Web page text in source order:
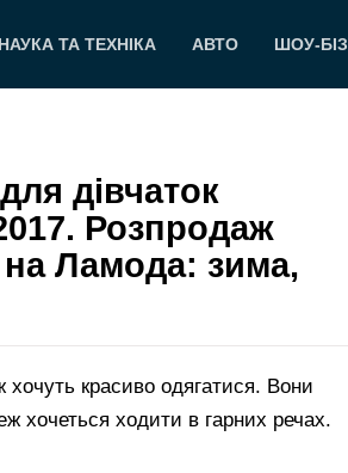
НАУКА ТА ТЕХНІКА АВТО ШОУ-БІЗ
дівчаток
Розпродаж
на Ламода: зима,
красиво одягатися. Вони
хочеться ходити в гарних речах.